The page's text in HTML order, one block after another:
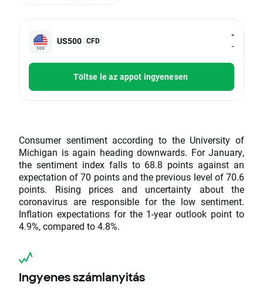
US500 CFD
-
-
Töltse le az appot ingyenesen
Consumer sentiment according to the University of
Michigan is again heading downwards. For January,
the sentiment index falls to 68.8 points against an
expectation of 70 points and the previous level of 70.6
points. Rising prices and uncertainty about the
coronavirus are responsible for the low sentiment.
Inflation expectations for the 1-year outlook point to
4.9%, compared to 4.8%.
Ingyenes számlanyitás